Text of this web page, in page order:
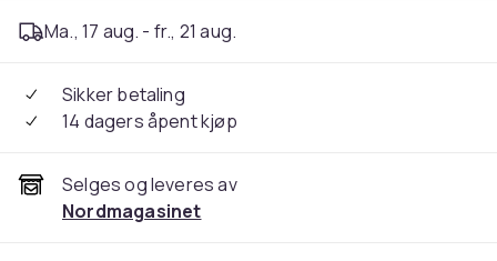
Ma., 17 aug. - fr., 21 aug.
Sikker betaling
14 dagers åpent kjøp
Selges og leveres av
Nordmagasinet